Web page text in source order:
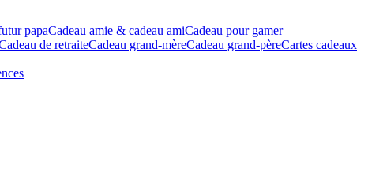
papaCadeau amie & cadeau amiCadeau pour gamer
de retraiteCadeau grand-mèreCadeau grand-pèreCartes cadeaux